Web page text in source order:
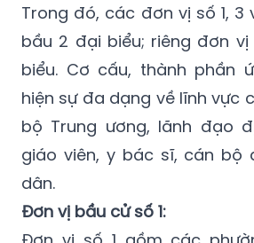
Trong đó, các đơn vị số 1,
bầu 2 đại biểu; riêng đơn
biểu. Cơ cấu, thành phần
hiện sự đa dạng về lĩnh vực
bộ Trung ương, lãnh đạo
giáo viên, y bác sĩ, cán bộ
dân.
Đơn vị bầu cử số 1: